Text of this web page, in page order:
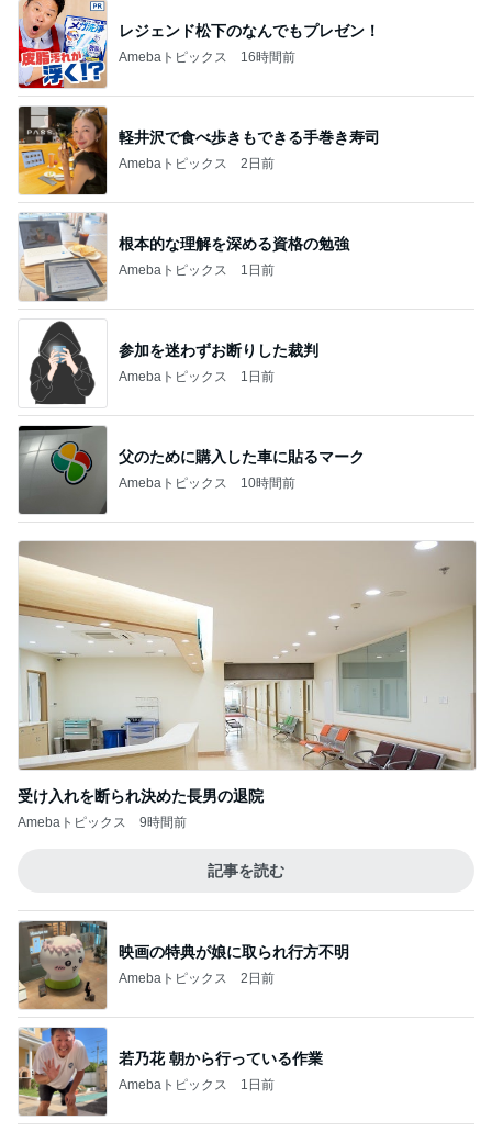
レジェンド松下のなんでもプレゼン！
Amebaトピックス 16時間前
軽井沢で食べ歩きもできる手巻き寿司
Amebaトピックス 2日前
根本的な理解を深める資格の勉強
Amebaトピックス 1日前
参加を迷わずお断りした裁判
Amebaトピックス 1日前
父のために購入した車に貼るマーク
Amebaトピックス 10時間前
受け入れを断られ決めた長男の退院
Amebaトピックス 9時間前
記事を読む
映画の特典が娘に取られ行方不明
Amebaトピックス 2日前
若乃花 朝から行っている作業
Amebaトピックス 1日前